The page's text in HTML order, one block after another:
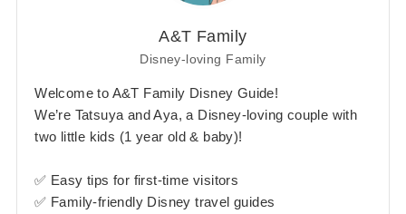
A&T Family
Disney-loving Family
Welcome to A&T Family Disney Guide!
We’re Tatsuya and Aya, a Disney-loving couple with
two little kids (1 year old & baby)!
✅ Easy tips for first-time visitors
✅ Family-friendly Disney travel guides